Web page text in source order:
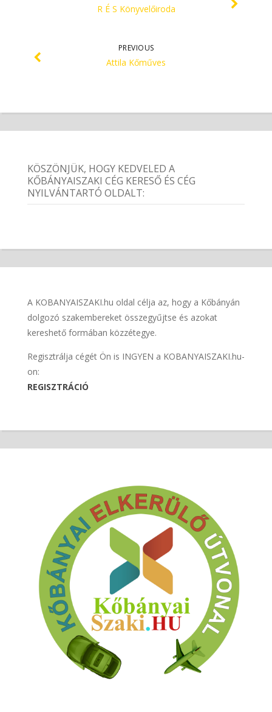
R É S Könyvelőiroda
PREVIOUS
Attila Kőműves
KÖSZÖNJÜK, HOGY KEDVELED A
KŐBÁNYAISZAKI CÉG KERESŐ ÉS CÉG
NYILVÁNTARTÓ OLDALT:
A KOBANYAISZAKI.hu oldal célja az, hogy a Kőbányán
dolgozó szakembereket összegyűjtse és azokat
kereshető formában közzétegye.
Regisztrálja cégét Ön is INGYEN a KOBANYAISZAKI.hu-
on:
REGISZTRÁCIÓ